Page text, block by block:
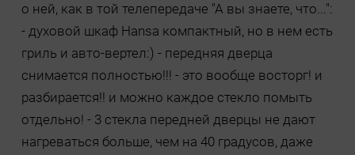
о ней, как в той телепередаче "А вы знаете, что...":
- духовой шкаф Hansa компактный, но в нем есть
гриль и авто-вертел:) - передняя дверца
снимается полностью!!! - это вообще восторг! и
разбирается!! и можно каждое стекло помыть
отдельно! - 3 стекла передней дверцы не дают
нагреваться больше, чем на 40 градусов, даже